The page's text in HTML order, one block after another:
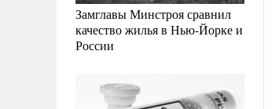
Замглавы Минстроя сравнил
качество жилья в Нью-Йорке и
России